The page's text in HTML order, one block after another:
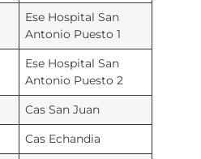
Ese Hospital San
Antonio Puesto 1
Ese Hospital San
Antonio Puesto 2
Cas San Juan
Cas Echandia